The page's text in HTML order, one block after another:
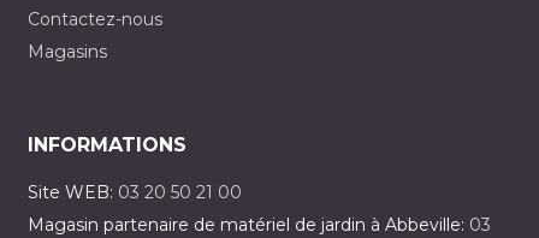
Contactez-nous
Magasins
INFORMATIONS
Site WEB: 03 20 50 21 00
Magasin partenaire de matériel de jardin à Abbeville: 03